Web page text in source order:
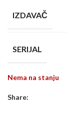
IZDAVAČ
SERIJAL
Nema na stanju
Share: